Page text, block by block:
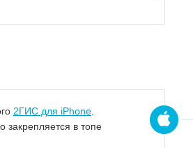
2ГИС для iPhone
закрепляется в топе